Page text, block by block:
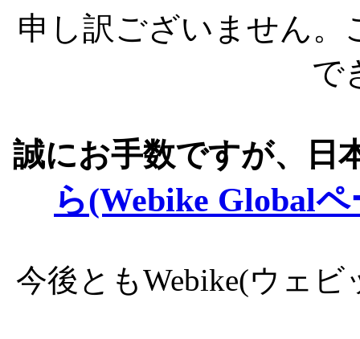
申し訳ございません
で
誠にお手数ですが、日
ら(Webike Global
今後ともWebike(ウェ